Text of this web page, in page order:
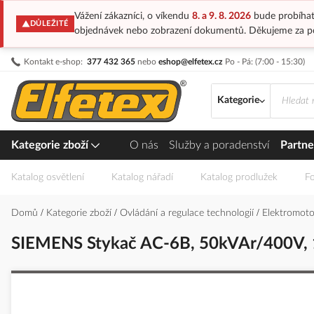
DŮLEŽITÉ
Vážení zákazníci, o víkendu 8. a 9. 8. 2026bude probíhat
objednávek nebo zobrazení dokumentů. Děkujeme za
Kontakt e-shop: 377 432 365 nebo eshop@elfetex.cz Po - Pá: (7:00 - 15:30)
Přejít
obsah
Kategorie
Kategorie zboží O nás Služby a poradenství
Katalog osvětlení Katalog nářadí Katalog prodlužek
Domů Kategorie zboží Ovládání a regulace technologií
SIEMENS Stykač AC-6B, 50kVAr/